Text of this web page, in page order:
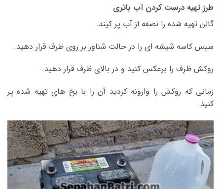
طرز تهیه درست کردن آب باتری
گالن تهیه شده را نصفه از آب پر کیند.
سپس کاسه شیشه ای را در حالت شناور بر روی ظرف قرار دهید.
روکش ظرف را برعکس کنید و در بالای ظرف قرار دهید.
زمانی که روکش را وارونه کردید آن را با یخ های تهیه شده پر
کنید.